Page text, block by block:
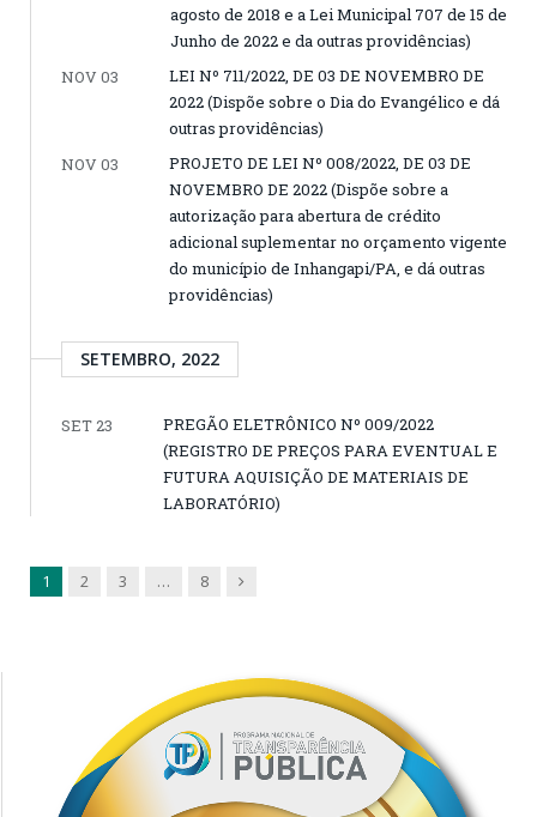
agosto de 2018 e a Lei Municipal 707 de 15 de
Junho de 2022 e da outras providências)
NOV 03
LEI Nº 711/2022, DE 03 DE NOVEMBRO DE
2022 (Dispõe sobre o Dia do Evangélico e dá
outras providências)
NOV 03
PROJETO DE LEI Nº 008/2022, DE 03 DE
NOVEMBRO DE 2022 (Dispõe sobre a
autorização para abertura de crédito
adicional suplementar no orçamento vigente
do município de Inhangapi/PA, e dá outras
providências)
SETEMBRO, 2022
SET 23
PREGÃO ELETRÔNICO Nº 009/2022
(REGISTRO DE PREÇOS PARA EVENTUAL E
FUTURA AQUISIÇÃO DE MATERIAIS DE
LABORATÓRIO)
1 2 3 … 8 Next